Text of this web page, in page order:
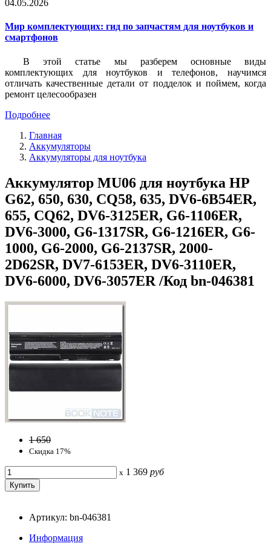
04.05.2026
Мир комплектующих: гид по запчастям для ноутбуков и
смартфонов
В этой статье мы разберем основные виды
комплектующих для ноутбуков и телефонов, научимся
отличать качественные детали от подделок и поймем, когда
ремонт целесообразен
Подробнее
Главная
Аккумуляторы
Аккумуляторы для ноутбука
Аккумулятор MU06 для ноутбука HP
G62, 650, 630, CQ58, 635, DV6-6B54ER,
655, CQ62, DV6-3125ER, G6-1106ER,
DV6-3000, G6-1317SR, G6-1216ER, G6-
1000, G6-2000, G6-2137SR, 2000-
2D62SR, DV7-6153ER, DV6-3110ER,
DV6-6000, DV6-3057ER /Код bn-046381
1 650
Скидка 17%
x 1 369 руб
Артикул: bn-046381
Информация